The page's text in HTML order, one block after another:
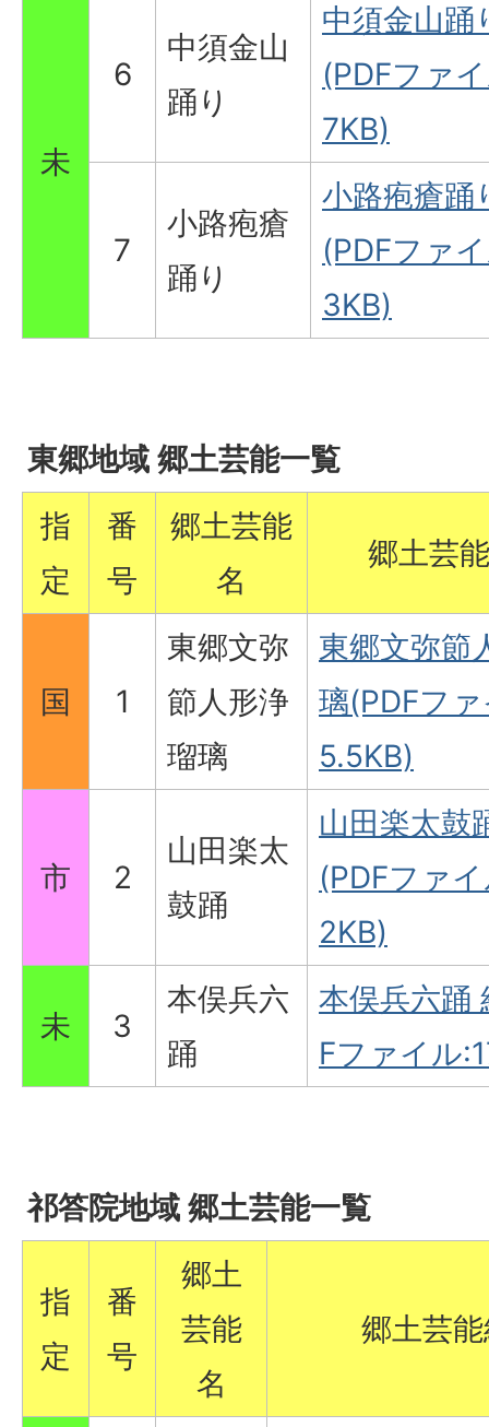
未
6
中須金山
踊り
中須金山踊
(PDFファ
7KB)
7
小路疱瘡
踊り
小路疱瘡踊
(PDFファ
3KB)
東郷地域 郷土芸能一覧
指
定
番
号
郷土芸能
名
郷土芸
国 1
東郷文弥
節人形浄
瑠璃
東郷文弥節
璃(PDFフ
5.5KB)
市 2
山田楽太
鼓踊
山田楽太鼓
(PDFファ
2KB)
未 3
本俣兵六
踊
本俣兵六踊
Fファイル
祁答院地域 郷土芸能一覧
指
定
番
号
郷土
芸能
名
郷土芸